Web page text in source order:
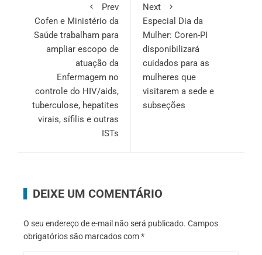
Prev
Cofen e Ministério da
Saúde trabalham para
ampliar escopo de
atuação da
Enfermagem no
controle do HIV/aids,
tuberculose, hepatites
virais, sífilis e outras
ISTs
Next
Especial Dia da
Mulher: Coren-PI
disponibilizará
cuidados para as
mulheres que
visitarem a sede e
subseções
DEIXE UM COMENTÁRIO
O seu endereço de e-mail não será publicado. Campos
obrigatórios são marcados com*